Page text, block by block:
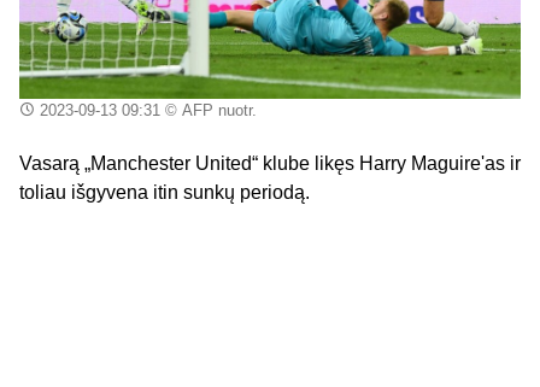
2023-09-13 09:31 © AFP nuotr.
Vasarą „Manchester United“ klube likęs Harry Maguire'as ir
toliau išgyvena itin sunkų periodą.